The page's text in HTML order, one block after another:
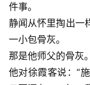
件事。
静闻从怀里掏出
一小包骨灰。
那是他师父的骨灰。
他对徐霞客说：“